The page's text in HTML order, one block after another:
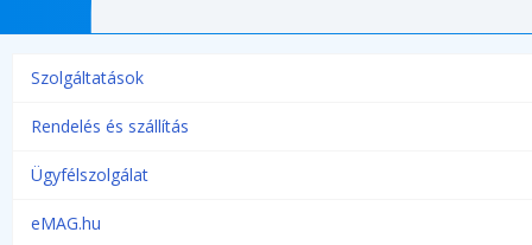
Szolgáltatások
Rendelés és szállítás
Ügyfélszolgálat
eMAG.hu